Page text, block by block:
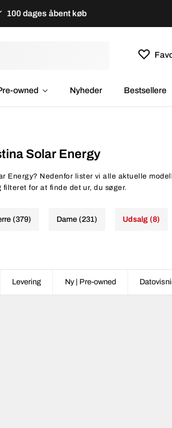
100 dages åbent køb
owned Nyheder Bestsellere
Solar Energy
Energy? Nedenfor lister vi alle aktuelle
filteret for at finde det ur, du søger.
(379) Dame (231) Udsalg (8)
Levering Ny | Pre-owned